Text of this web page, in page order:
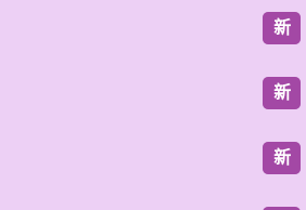
新
新
新